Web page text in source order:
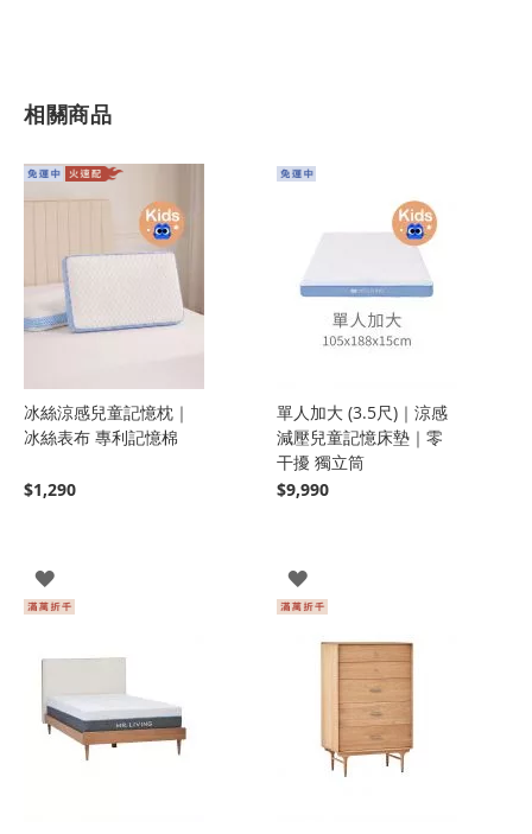
相關商品
冰絲涼感兒童記憶枕｜
冰絲表布 專利記憶棉
$1,290
登
入
單人加大 (3.5尺)｜涼感
減壓兒童記憶床墊｜零
干擾 獨立筒
$9,990
登
入